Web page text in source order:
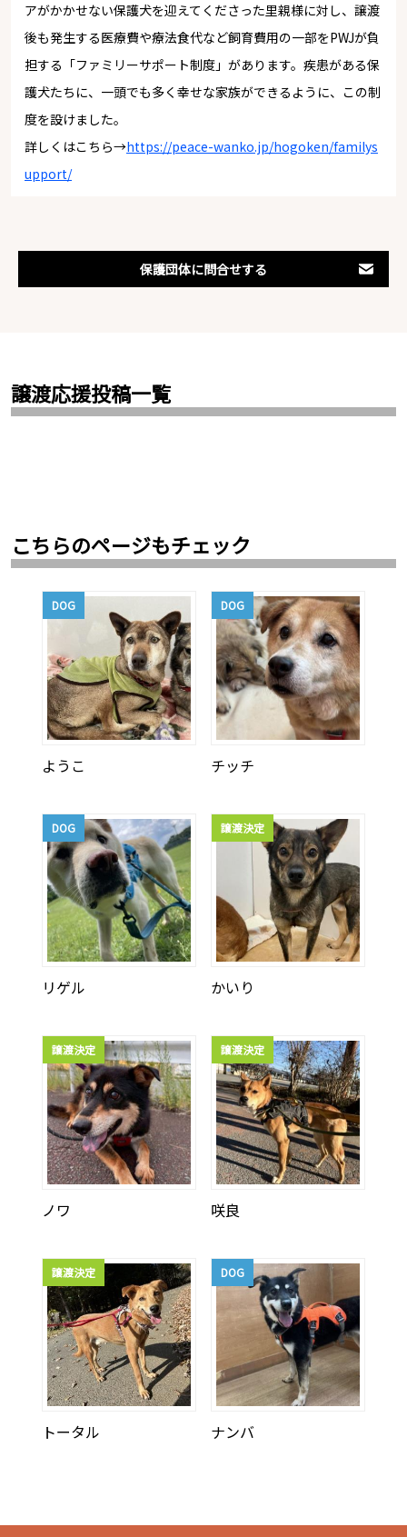
アがかかせない保護犬を迎えてくださった里親様に対し、譲渡
後も発生する医療費や療法食代など飼育費用の一部をPWJが負
担する「ファミリーサポート制度」があります。疾患がある保
護犬たちに、一頭でも多く幸せな家族ができるように、この制
度を設けました。
詳しくはこちら→https://peace-wanko.jp/hogoken/familys
upport/
保護団体に問合せする
譲渡応援投稿一覧
こちらのページもチェック
DOG
ようこ
DOG
チッチ
DOG
リゲル
譲渡決定
かいり
譲渡決定
ノワ
譲渡決定
咲良
譲渡決定
トータル
DOG
ナンバ